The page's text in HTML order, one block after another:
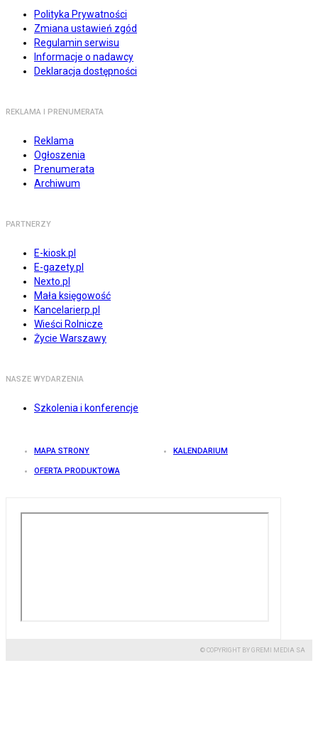
Polityka Prywatności
Zmiana ustawień zgód
Regulamin serwisu
Informacje o nadawcy
Deklaracja dostępności
REKLAMA I PRENUMERATA
Reklama
Ogłoszenia
Prenumerata
Archiwum
PARTNERZY
E-kiosk.pl
E-gazety.pl
Nexto.pl
Mała księgowość
Kancelarierp.pl
Wieści Rolnicze
Życie Warszawy
NASZE WYDARZENIA
Szkolenia i konferencje
MAPA STRONY KALENDARIUM
OFERTA PRODUKTOWA
© COPYRIGHT BY GREMI MEDIA SA